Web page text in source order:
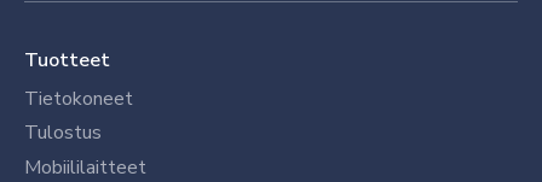
Tuotteet
Tietokoneet
Tulostus
Mobiililaitteet